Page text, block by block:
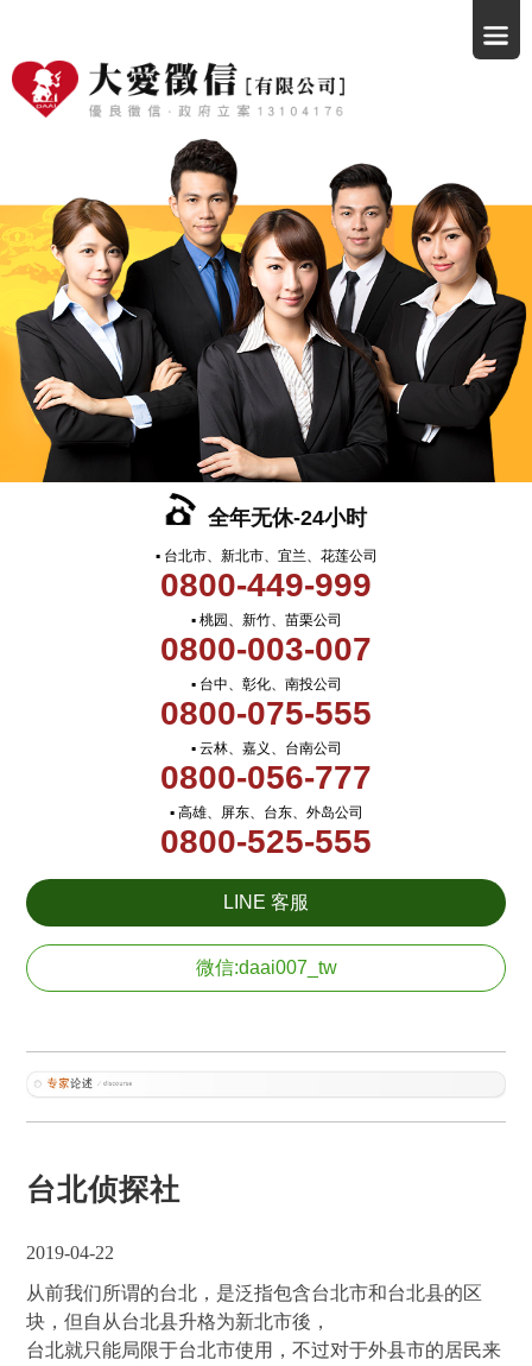
全年无休-24小时
▪ 台北市、新北市、宜兰、花莲公司
0800-449-999
▪ 桃园、新竹、苗栗公司
0800-003-007
▪ 台中、彰化、南投公司
0800-075-555
▪ 云林、嘉义、台南公司
0800-056-777
▪ 高雄、屏东、台东、外岛公司
0800-525-555
LINE 客服
微信:daai007_tw
台北侦探社
2019-04-22
从前我们所谓的台北，是泛指包含台北市和台北县的区
块，但自从台北县升格为新北市後，
台北就只能局限于台北市使用，不过对于外县市的居民来